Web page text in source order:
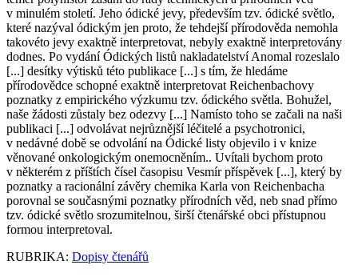
v minulém století. Jeho ódické jevy, především tzv. ódické světlo,
které nazýval ódickým jen proto, že tehdejší přírodověda nemohla
takovéto jevy exaktně interpretovat, nebyly exaktně interpretovány
dodnes. Po vydání Ódických listů nakladatelství Anomal rozeslalo
[...] desítky výtisků této publikace [...] s tím, že hledáme
přírodovědce schopné exaktně interpretovat Reichenbachovy
poznatky z empirického výzkumu tzv. ódického světla. Bohužel,
naše žádosti zůstaly bez odezvy [...] Namísto toho se začali na naši
publikaci [...] odvolávat nejrůznější léčitelé a psychotronici,
v nedávné době se odvolání na Ódické listy objevilo i v knize
věnované onkologickým onemocněním.. Uvítali bychom proto
v některém z příštích čísel časopisu Vesmír příspěvek [...], který by
poznatky a racionální závěry chemika Karla von Reichenbacha
porovnal se současnými poznatky přírodních věd, neb snad přímo
tzv. ódické světlo srozumitelnou, širší čtenářské obci přístupnou
formou interpretoval.
RUBRIKA: Dopisy čtenářů